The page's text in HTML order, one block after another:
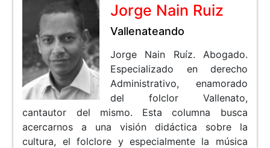
Jorge Nain Ruiz
Vallenateando
Jorge Nain Ruíz. Abogado.
Especializado en derecho
Administrativo, enamorado
del folclor Vallenato,
cantautor del mismo. Esta columna busca
acercarnos a una visión didáctica sobre la
cultura, el folclore y especialmente la música